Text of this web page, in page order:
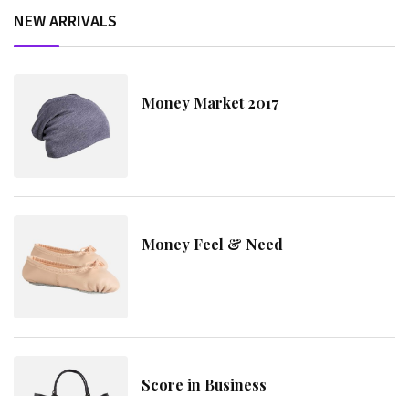
NEW ARRIVALS
Money Market 2017
Money Feel & Need
Score in Business